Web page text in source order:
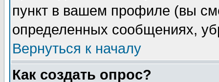
пункт в вашем профиле (вы
определенных сообщениях,
Вернуться к началу
Как создать опрос?